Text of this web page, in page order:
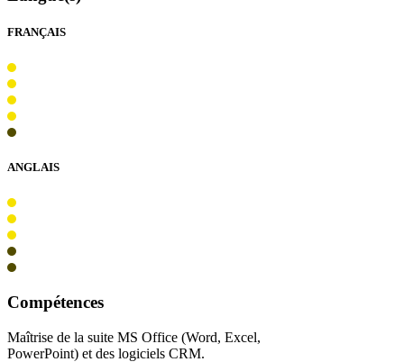
FRANÇAIS
ANGLAIS
Compétences
Maîtrise de la suite MS Office (Word, Excel,
PowerPoint) et des logiciels CRM.